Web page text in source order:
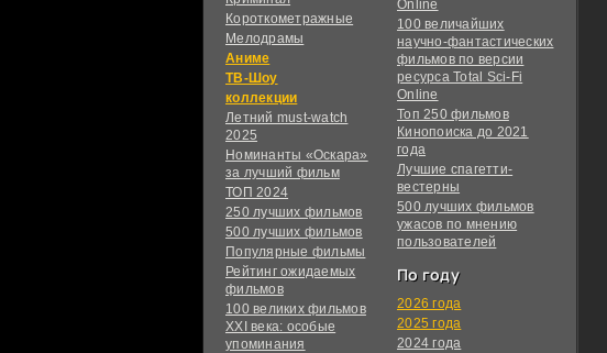
Короткометражные
Мелодрамы
Аниме
ТВ-Шоу
коллекции
Летний must-watch
2025
Номинанты «Оскара»
за лучший фильм
ТОП 2024
250 лучших фильмов
500 лучших фильмов
Популярные фильмы
Рейтинг ожидаемых
фильмов
100 великих фильмов
XXI века: особые
упоминания
Online
100 величайших
научно-фантастических
фильмов по версии
ресурса Total Sci-Fi
Online
Топ 250 фильмов
Кинопоиска до 2021
года
Лучшие спагетти-
вестерны
500 лучших фильмов
ужасов по мнению
пользователей
По году
2026 года
2025 года
2024 года